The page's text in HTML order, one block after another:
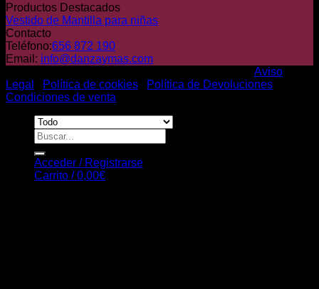
Productos Destacados
Vestido de Mantilla para niñas
Contacto
Teléfono:656 872 190
Email: info@danzaymas.com
Aviso
Legal
Política de cookies Política de Devoluciones
Condiciones de venta
Buscar
por:
Acceder / Registrarse
Carrito /0,00€